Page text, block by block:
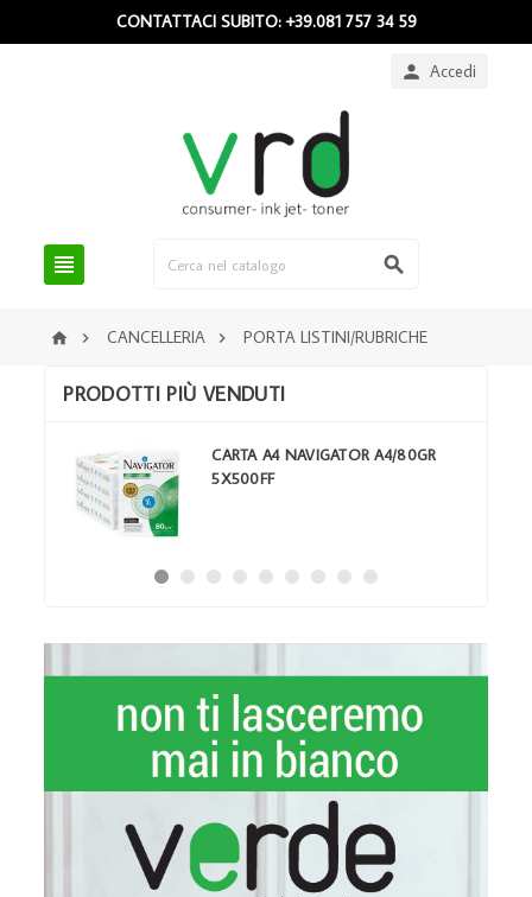
CONTATTACI SUBITO: +39.081 757 34 59
 Accedi
 
  CANCELLERIA  PORTA LISTINI/RUBRICHE
PRODOTTI PIÙ VENDUTI
CARTA A4 NAVIGATOR A4/80GR
5X500FF